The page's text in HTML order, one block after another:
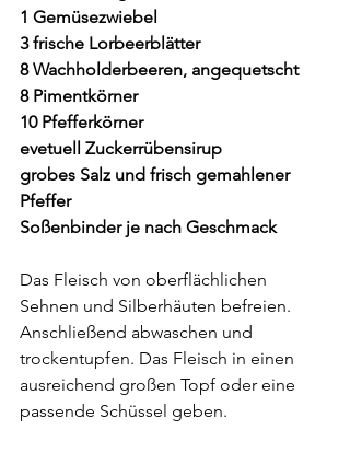
1 Gemüsezwiebel
3 frische Lorbeerblätter
8 Wachholderbeeren, angequetscht
8 Pimentkörner
10 Pfefferkörner
evetuell Zuckerrübensirup
grobes Salz und frisch gemahlener
Pfeffer
Soßenbinder je nach Geschmack
Das Fleisch von oberflächlichen
Sehnen und Silberhäuten befreien.
Anschließend abwaschen und
trockentupfen. Das Fleisch in einen
ausreichend großen Topf oder eine
passende Schüssel geben.